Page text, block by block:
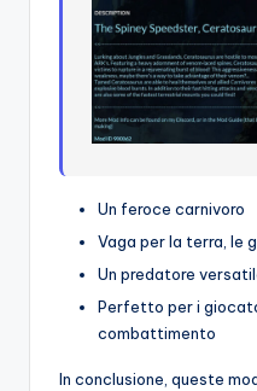
Un feroce carnivoro
Vaga per la terra, le
Un predatore
Perfetto per i
combattimento
In conclusione, queste